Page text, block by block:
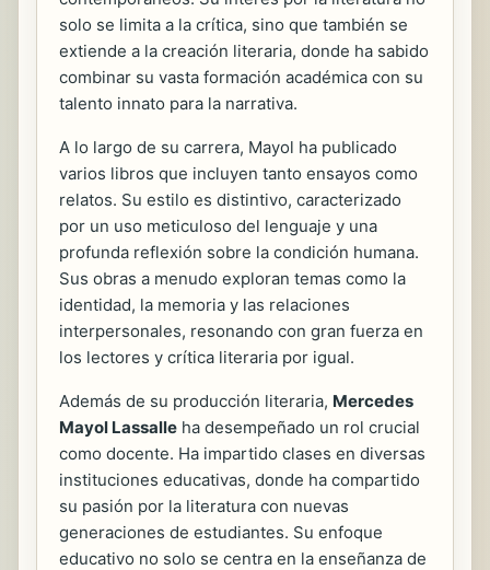
solo se limita a la crítica, sino que también se
extiende a la creación literaria, donde ha sabido
combinar su vasta formación académica con su
talento innato para la narrativa.
A lo largo de su carrera, Mayol ha publicado
varios libros que incluyen tanto ensayos como
relatos. Su estilo es distintivo, caracterizado
por un uso meticuloso del lenguaje y una
profunda reflexión sobre la condición humana.
Sus obras a menudo exploran temas como la
identidad, la memoria y las relaciones
interpersonales, resonando con gran fuerza en
los lectores y crítica literaria por igual.
Además de su producción literaria, Mercedes
Mayol Lassalle ha desempeñado un rol crucial
como docente. Ha impartido clases en diversas
instituciones educativas, donde ha compartido
su pasión por la literatura con nuevas
generaciones de estudiantes. Su enfoque
educativo no solo se centra en la enseñanza de